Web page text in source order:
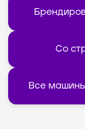
Со
Все машины